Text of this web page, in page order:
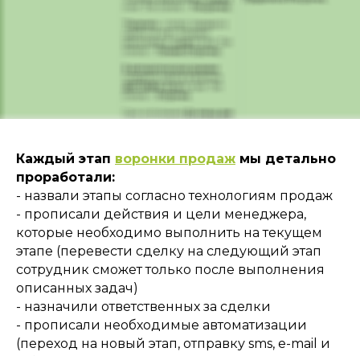
Каждый этап воронки продаж мы детально
проработали:
- назвали этапы согласно технологиям продаж
- прописали действия и цели менеджера,
которые необходимо выполнить на текущем
этапе (перевести сделку на следующий этап
сотрудник сможет только после выполнения
описанных задач)
- назначили ответственных за сделки
- прописали необходимые автоматизации
(переход на новый этап, отправку sms, e-mail и